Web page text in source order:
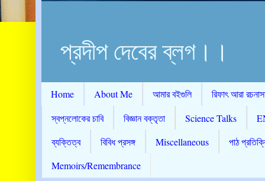
প্রদীপ দেবের ব্লগ।।
Home About Me আমার বইগুলি
রিফাৎ আরা
স্বপ্নলোকের চাবি
বিজ্ঞান বক্তৃতা Science Talks
ব্যক্তিত্ব
বিবিধ প্রসঙ্গ Miscellaneous
পাঠ
Memoirs/Remembrance